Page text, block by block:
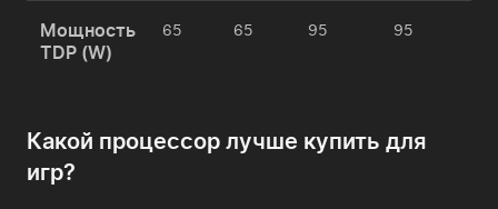
Мощность
TDP (W)
65 65 95 95
Какой процессор лучше купить для
игр?